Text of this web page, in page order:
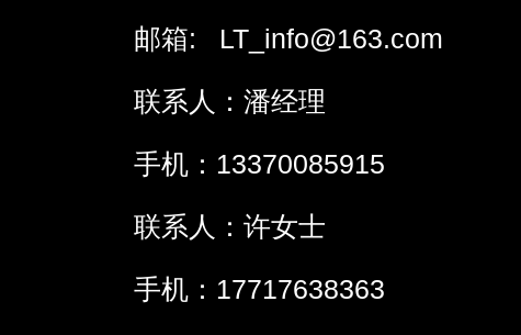
邮箱: LT_info@163.com
联系人：潘经理
手机：13370085915
联系人：许女士
手机：17717638363